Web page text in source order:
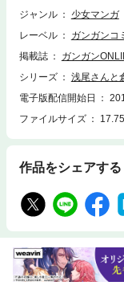
ジャンル
少女マンガ
レーベル
ガンガンコ
掲載誌
ガンガン
シリーズ
浅尾さんと
電子版配信開始日
ファイルサイズ
作品をシェアする